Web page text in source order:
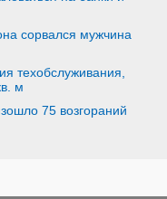
сорвался мужчина
техобслуживания,
м
75 возгораний